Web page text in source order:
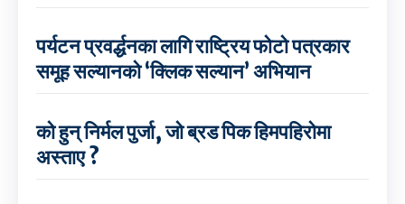
पर्यटन प्रवर्द्धनका लागि राष्ट्रिय फोटो पत्रकार
समूह सल्यानको ‘क्लिक सल्यान’ अभियान
को हुन् निर्मल पुर्जा, जो ब्रड पिक हिमपहिरोमा
अस्ताए ?